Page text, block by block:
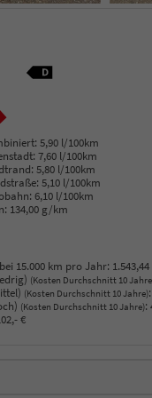
5,90 l/100km
7,60 l/100km
5,80 l/100km
5,10 l/100km
6,10 l/100km
134,00 g/km
15.000 km pro Jahr: 1.543,44
(Kosten Durchschnitt 10
(Kosten Durchschnitt 10 Jahre):
(Kosten Durchschnitt 10 Jahre):
€